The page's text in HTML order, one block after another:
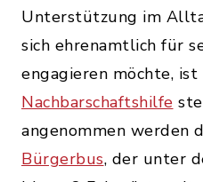
Unterstützung im
sich ehrenamtlich für
engagieren möchte,
Nachbarschaftshilfe
angenommen werden
Bürgerbus, der unter